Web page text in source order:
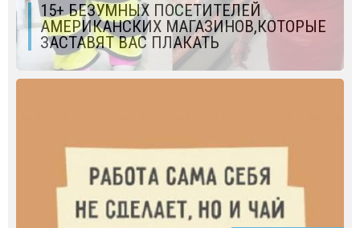
15+ БЕЗУМНЫХ ПОСЕТИТЕЛЕЙ
АМЕРИКАНСКИХ МАГАЗИНОВ,КОТОРЫЕ
ЗАСТАВЯТ ВАС ПЛАКАТЬ